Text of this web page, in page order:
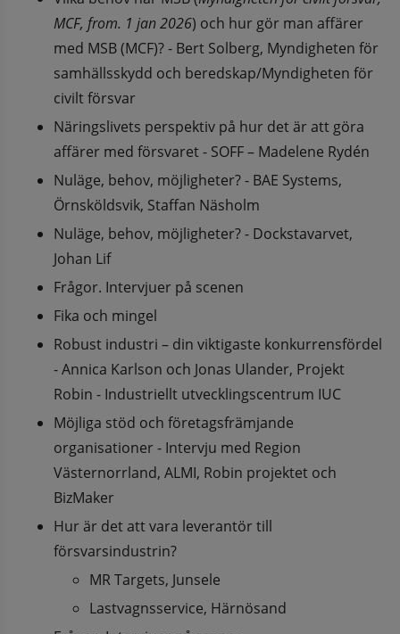
MCF, from. 1 jan 2026) och hur gör man affärer
med MSB (MCF)? - Bert Solberg, Myndigheten för
samhällsskydd och beredskap/Myndigheten för
civilt försvar
Näringslivets perspektiv på hur det är att göra
affärer med försvaret - SOFF – Madelene Rydén
Nuläge, behov, möjligheter? - BAE Systems,
Örnsköldsvik, Staffan Näsholm
Nuläge, behov, möjligheter? - Dockstavarvet,
Johan Lif
Frågor. Intervjuer på scenen
Fika och mingel
Robust industri – din viktigaste konkurrensfördel
- Annica Karlson och Jonas Ulander, Projekt
Robin - Industriellt utvecklingscentrum IUC
Möjliga stöd och företagsfrämjande
organisationer - Intervju med Region
Västernorrland, ALMI, Robin projektet och
BizMaker
Hur är det att vara leverantör till
försvarsindustrin?
MR Targets, Junsele
Lastvagnsservice, Härnösand